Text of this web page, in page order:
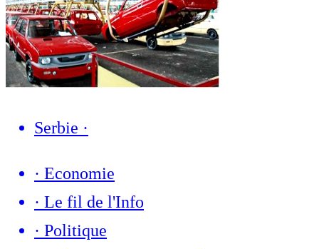
Serbie ·
· Economie
· Le fil de l'Info
· Politique